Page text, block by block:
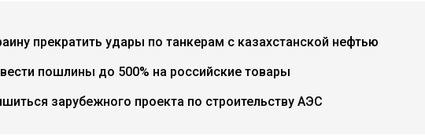
прекратить удары по танкерам с казахстанской нефтью
пошлины до 500% на российские товары
зарубежного проекта по строительству АЭС